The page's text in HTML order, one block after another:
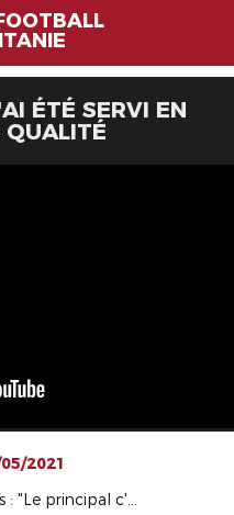
ÉTÉ SERVI EN
QUALITÉ
2021
Nicolas Danos : "Le principal c'est prendre du plaisir"